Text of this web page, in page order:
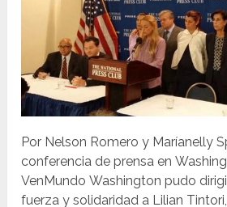
Por Nelson Romero y Maríanelly
conferencia de prensa en
VenMundo Washington pudo
fuerza y solidaridad a Lilian